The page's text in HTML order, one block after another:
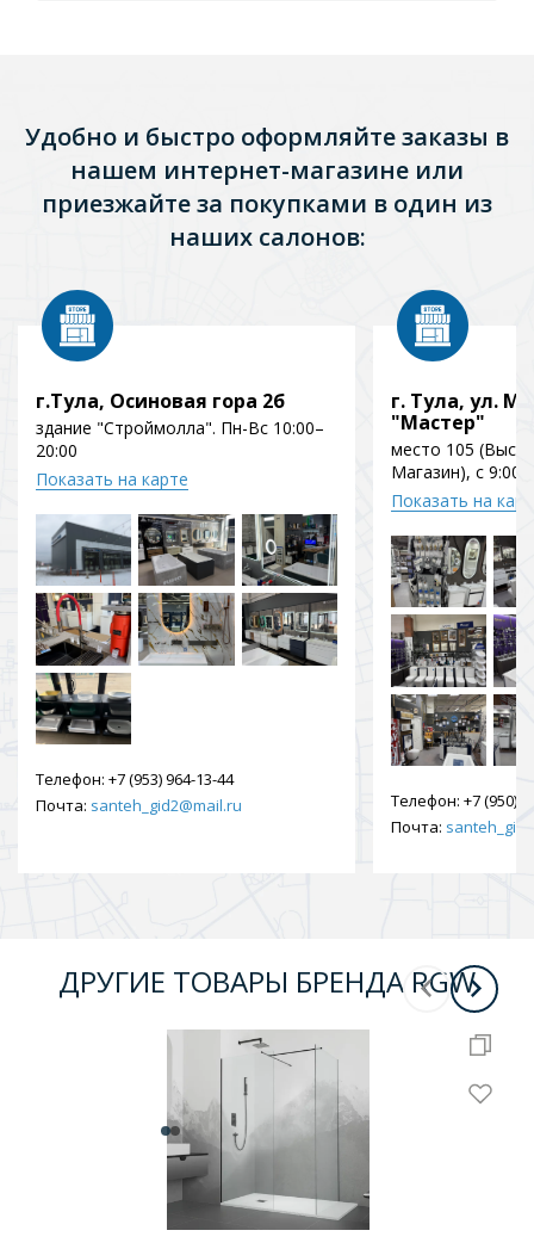
Удобно и быстро оформляйте заказы в
нашем интернет-магазине или
приезжайте за покупками в один из
наших салонов:
г.Тула, Осиновая гора 2б
здание "Строймолла". Пн-Вс 10:00–
20:00
Показать на карте
Телефон: +7 (953) 964-13-44
Почта: santeh_gid2@mail.ru
г. Тула, ул.
"Мастер"
место 105
Магазин), с 9:00
Показать на
Телефон: +7 (950)
Почта:
ДРУГИЕ ТОВАРЫ БРЕНДА RGW